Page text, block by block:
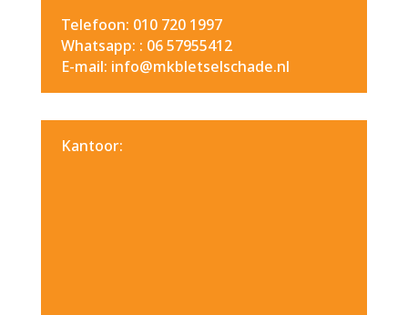
Telefoon: 010 720 1997
Whatsapp: : 06 57955412
E-mail: info@mkbletselschade.nl
Kantoor: